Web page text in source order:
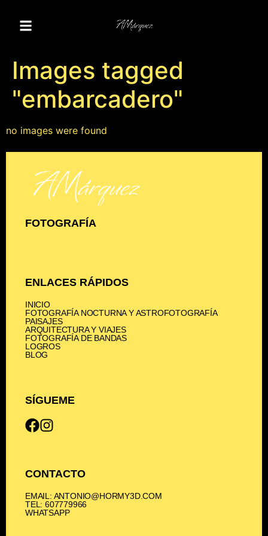
Images tagged
"embarcadero"
no images were found
FOTOGRAFÍA
ENLACES RÁPIDOS
INICIO
FOTOGRAFÍA NOCTURNA Y ASTROFOTOGRAFÍA
PAISAJES
ARQUITECTURA Y VIAJES
FOTOGRAFÍA DE BANDAS
LOGROS
BLOG
SÍGUEME
CONTACTO
EMAIL: ANTONIO@HORMY3D.COM
TEL: 607779966
WHATSAPP